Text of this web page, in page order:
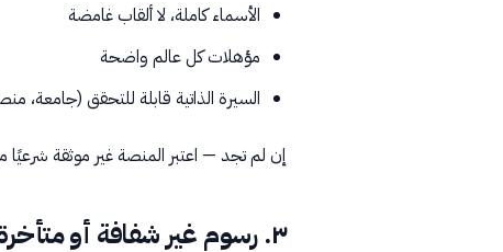
الأسماء كاملة، لا ألقاب غامضة
مؤهلات كل عالم واضحة
السيرة الذاتية قابلة للتحقق (جامعة،
إن لم تجد — اعتبر المنصة غير موثقة شرعيًا
٣. رسوم غير شفافة أو متأخرة الإفصاح